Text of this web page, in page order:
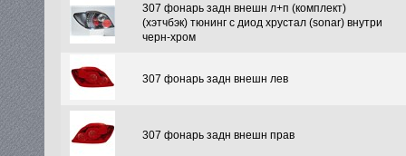
307 фонарь задн внешн л+п (комплект)
(хэтчбэк) тюнинг с диод хрустал (sonar) внутри
черн-хром
307 фонарь задн внешн лев
307 фонарь задн внешн прав